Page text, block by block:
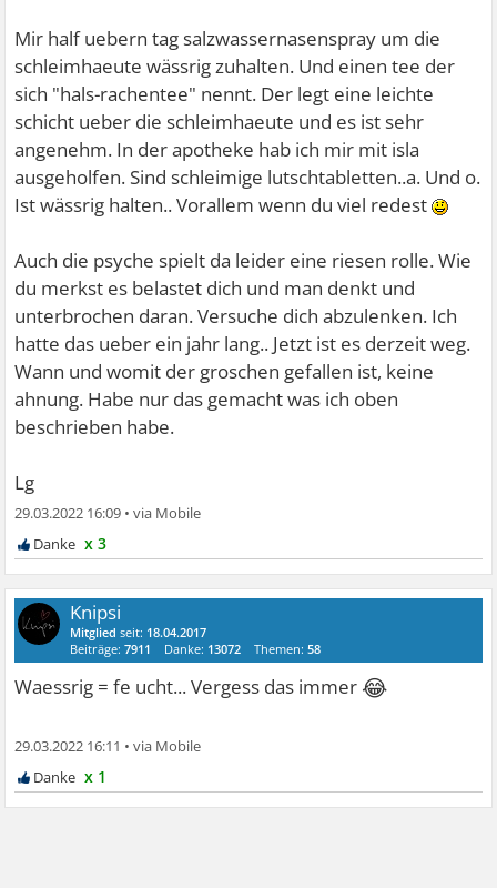
Mir half uebern tag salzwassernasenspray um die
schleimhaeute wässrig zuhalten. Und einen tee der
sich "hals-rachentee" nennt. Der legt eine leichte
schicht ueber die schleimhaeute und es ist sehr
angenehm. In der apotheke hab ich mir mit isla
ausgeholfen. Sind schleimige lutschtabletten..a. Und o.
Ist wässrig halten.. Vorallem wenn du viel redest
Auch die psyche spielt da leider eine riesen rolle. Wie
du merkst es belastet dich und man denkt und
unterbrochen daran. Versuche dich abzulenken. Ich
hatte das ueber ein jahr lang.. Jetzt ist es derzeit weg.
Wann und womit der groschen gefallen ist, keine
ahnung. Habe nur das gemacht was ich oben
beschrieben habe.
Lg
29.03.2022 16:09 •
x 3
Knipsi
Mitglied seit: 18.04.2017
Beiträge:7911 Danke: 13072 Themen:58
Waessrig = fe ucht... Vergess das immer 😂
29.03.2022 16:11 •
x 1